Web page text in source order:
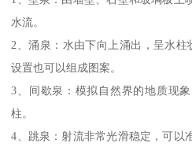
水流。
2、涌泉：水由下向上涌出，呈水柱
设置也可以组成图案。
3、间歇泉：模拟自然界的地质现
柱。
4、跳泉：射流非常光滑稳定，可以